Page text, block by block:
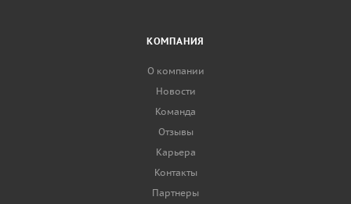
КОМПАНИЯ
О компании
Новости
Команда
Отзывы
Карьера
Контакты
Партнеры